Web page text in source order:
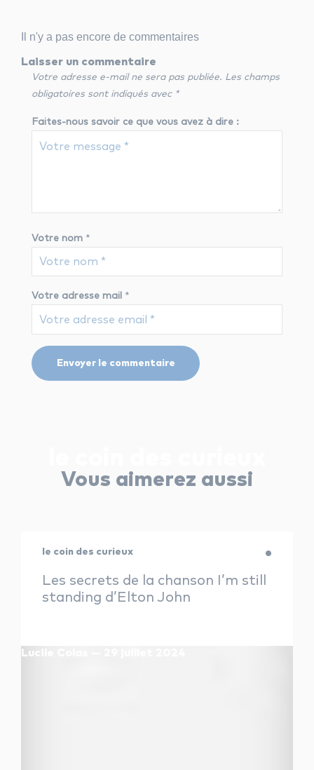
Il n'y a pas encore de commentaires
Laisser un commentaire
Votre adresse e-mail ne sera pas publiée. Les champs
obligatoires sont indiqués avec *
Faites-nous savoir ce que vous avez à dire :
Votre nom *
Votre adresse mail *
Vous aimerez aussi
le coin des curieux
Les secrets de la chanson I’m still
standing d’Elton John
Lucile Colas — 29 juillet 2024